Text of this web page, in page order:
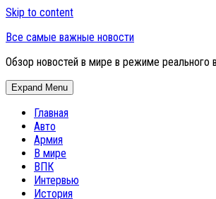
Skip to content
Все самые важные новости
Обзор новостей в мире в режиме реального
Expand Menu
Главная
Авто
Армия
В мире
ВПК
Интервью
История